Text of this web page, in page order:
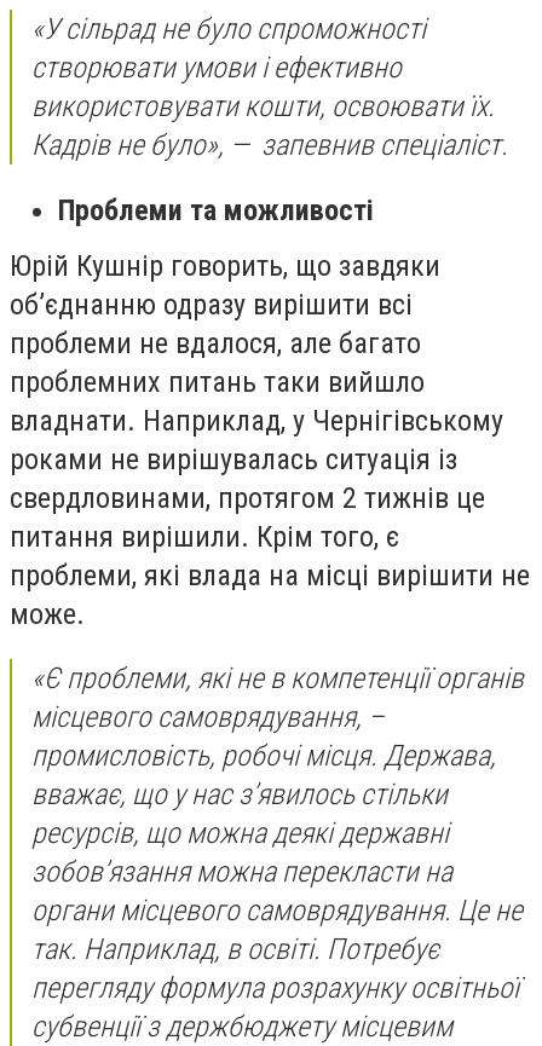
«У сільрад не було спроможності
створювати умови і ефективно
використовувати кошти, освоювати їх.
Кадрів не було», — запевнив спеціаліст.
Проблеми та можливості
Юрій Кушнір говорить, що завдяки
об’єднанню одразу вирішити всі
проблеми не вдалося, але багато
проблемних питань таки вийшло
владнати. Наприклад, у Чернігівському
роками не вирішувалась ситуація із
свердловинами, протягом 2 тижнів це
питання вирішили. Крім того, є
проблеми, які влада на місці вирішити не
може.
«Є проблеми, які не в компетенції органів
місцевого самоврядування, –
промисловість, робочі місця. Держава,
вважає, що у нас з’явилось стільки
ресурсів, що можна деякі державні
зобов’язання можна перекласти на
органи місцевого самоврядування. Це не
так. Наприклад, в освіті. Потребує
перегляду формула розрахунку освітньої
субвенції з держбюджету місцевим